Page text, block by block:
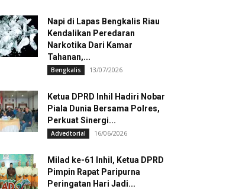
Napi di Lapas Bengkalis Riau
Kendalikan Peredaran
Narkotika Dari Kamar
Tahanan,...
Bengkalis 13/07/2026
Ketua DPRD Inhil Hadiri Nobar
Piala Dunia Bersama Polres,
Perkuat Sinergi...
Advedtorial 16/06/2026
Milad ke-61 Inhil, Ketua DPRD
Pimpin Rapat Paripurna
Peringatan Hari Jadi...